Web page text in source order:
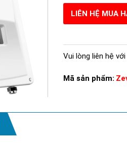
LIÊN HỆ MUA
Vui lòng liên hệ
Mã sản phẩm: